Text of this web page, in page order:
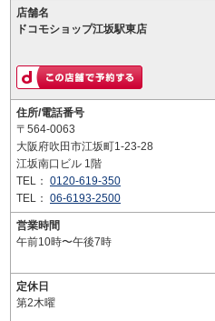
店舗名
ドコモショップ江坂駅東店
住所/電話番号
〒564-0063
大阪府吹田市江坂町1-23-28
江坂南口ビル 1階
TEL： 0120-619-350
TEL： 06-6193-2500
営業時間
午前10時〜午後7時
定休日
第2木曜